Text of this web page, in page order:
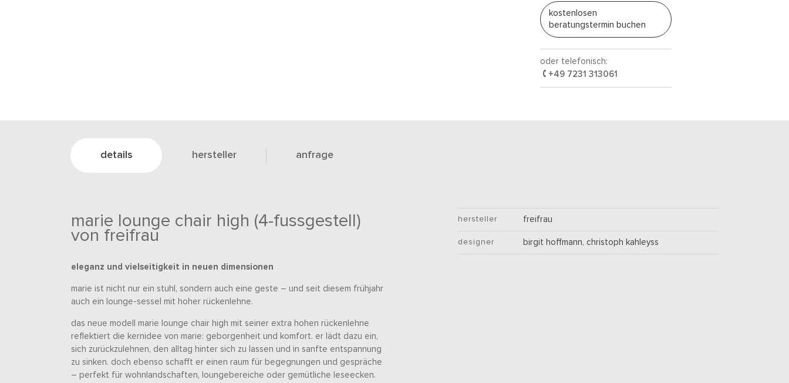
kostenlosen
beratungstermin buchen
oder telefonisch:
+49 7231 313061
details hersteller anfrage
marie lounge chair high (4-fussgestell)
von freifrau
eleganz und vielseitigkeit in neuen dimensionen
marie ist nicht nur ein stuhl, sondern auch eine geste – und seit diesem frühjahr
auch ein lounge-sessel mit hoher rückenlehne.
das neue modell marie lounge chair high mit seiner extra hohen rückenlehne
reflektiert die kernidee von marie: geborgenheit und komfort. er lädt dazu ein,
sich zurückzulehnen, den alltag hinter sich zu lassen und in sanfte entspannung
zu sinken. doch ebenso schafft er einen raum für begegnungen und gespräche
– perfekt für wohnlandschaften, loungebereiche oder gemütliche leseecken.
hersteller freifrau
designer birgit hoffmann,christoph kahleyss